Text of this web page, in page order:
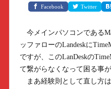
Facebook Twitter
今メインパソコンである
ッファローのLandeskに
ですが、このLanDeskの
て繋がらなくなって困る事
まあ経験則として直し方